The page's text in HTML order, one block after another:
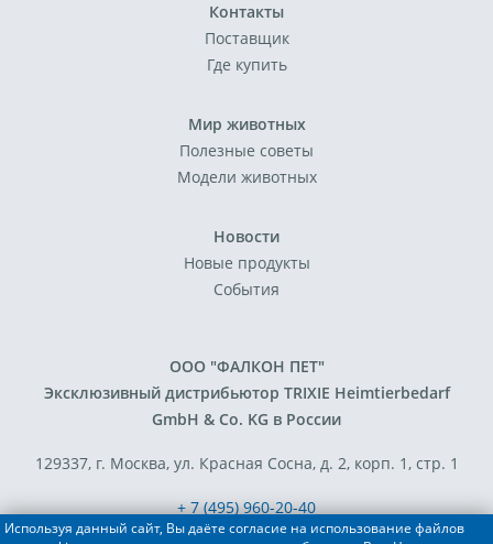
Контакты
Поставщик
Где купить
Мир животных
Полезные советы
Модели животных
Новости
Новые продукты
События
ООО "ФАЛКОН ПЕТ"
Эксклюзивный дистрибьютор TRIXIE Heimtierbedarf
GmbH & Co. KG в России
129337, г. Москва, ул. Красная Сосна, д. 2, корп. 1, стр. 1
+ 7 (495) 960-20-40
+ 7 (495) 122-25-18
Используя данный сайт, Вы даёте согласие на использование файлов